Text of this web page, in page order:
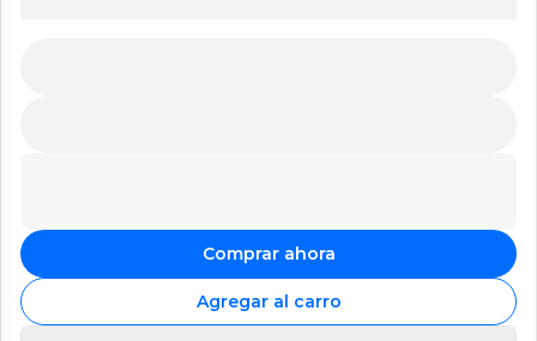
Comprar ahora
Agregar al carro